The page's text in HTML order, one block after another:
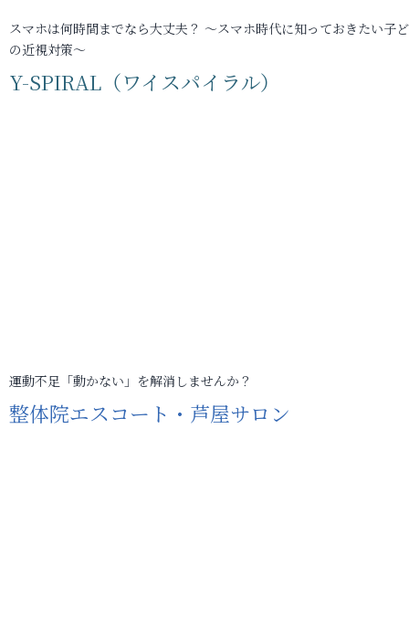
スマホは何時間までなら大丈夫？ ～スマホ時代に知っておきたい子
の近視対策～
Y-SPIRAL（ワイスパイラル）
運動不足「動かない」を解消しませんか？
整体院エスコート・芦屋サロン